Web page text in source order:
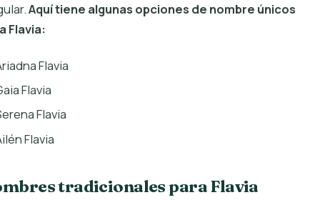
Aquí tiene algunas opciones de nombre únicos
Flavia:
Flavia
Flavia
Flavia
Flavia
tradicionales para Flavia